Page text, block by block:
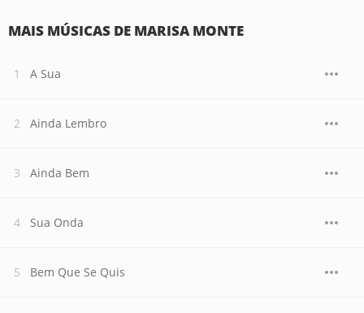
MAIS MÚSICAS DE MARISA MONTE
A Sua
Ainda Lembro
Ainda Bem
Sua Onda
Bem Que Se Quis